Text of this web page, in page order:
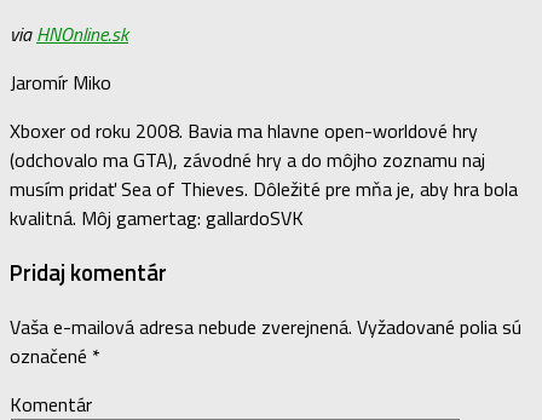
viaHNOnline.sk
Jaromír Miko
Xboxer od roku 2008. Bavia ma hlavne open-worldové hry
(odchovalo ma GTA), závodné hry a do môjho zoznamu naj
musím pridať Sea of Thieves. Dôležité pre mňa je, aby hra bola
kvalitná. Môj gamertag: gallardoSVK
Pridaj komentár
Vaša e-mailová adresa nebude zverejnená. Vyžadované polia sú
označené *
Komentár